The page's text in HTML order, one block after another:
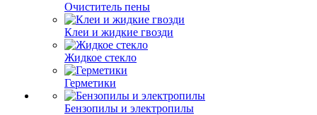
Очиститель пены
Клеи и жидкие гвозди
Жидкое стекло
Герметики
Бензопилы и электропилы